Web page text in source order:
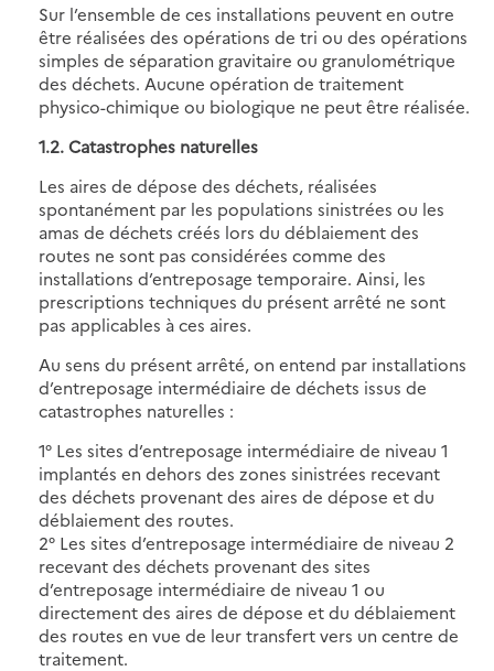
Sur l’ensemble de ces installations peuvent en outre
être réalisées des opérations de tri ou des opérations
simples de séparation gravitaire ou granulométrique
des déchets. Aucune opération de traitement
physico-chimique ou biologique ne peut être réalisée.
1.2. Catastrophes naturelles
Les aires de dépose des déchets, réalisées
spontanément par les populations sinistrées ou les
amas de déchets créés lors du déblaiement des
routes ne sont pas considérées comme des
installations d’entreposage temporaire. Ainsi, les
prescriptions techniques du présent arrêté ne sont
pas applicables à ces aires.
Au sens du présent arrêté, on entend par installations
d’entreposage intermédiaire de déchets issus de
catastrophes naturelles :
1° Les sites d’entreposage intermédiaire de niveau 1
implantés en dehors des zones sinistrées recevant
des déchets provenant des aires de dépose et du
déblaiement des routes.
2° Les sites d’entreposage intermédiaire de niveau 2
recevant des déchets provenant des sites
d’entreposage intermédiaire de niveau 1 ou
directement des aires de dépose et du déblaiement
des routes en vue de leur transfert vers un centre de
traitement.